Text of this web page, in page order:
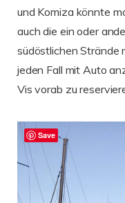
und Komiza könnte
auch die ein oder
südöstlichen Strände
jeden Fall mit Auto
Vis vorab zu
Save